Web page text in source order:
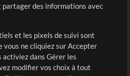
S'inscrire
des informations avec
et les pixels de suivi sont
vous ne cliquiez sur Accepter
activiez dans Gérer les
modifier vos choix à tout